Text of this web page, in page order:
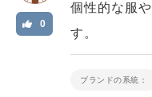
0
個性的な服
す。
ブランドの系統：